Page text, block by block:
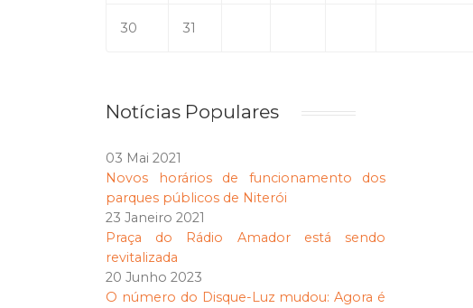
30 31
Notícias Populares
03 Mai 2021
Novos horários de funcionamento dos
parques públicos de Niterói
23 Janeiro 2021
Praça do Rádio Amador está sendo
revitalizada
20 Junho 2023
O número do Disque-Luz mudou: Agora é